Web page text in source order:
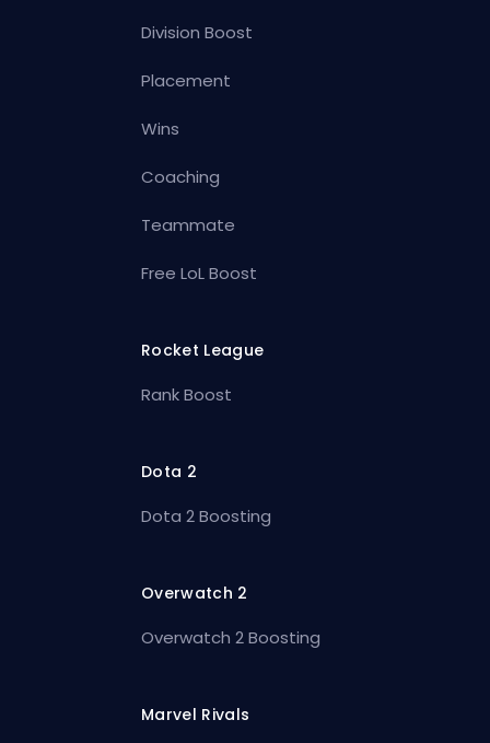
Division Boost
Placement
Wins
Coaching
Teammate
Free LoL Boost
Rocket League
Rank Boost
Dota 2
Dota 2 Boosting
Overwatch 2
Overwatch 2 Boosting
Marvel Rivals